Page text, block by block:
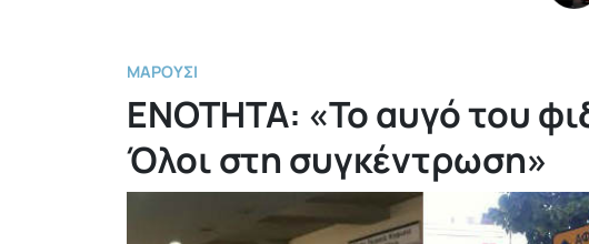
ΜΑΡΟΎΣΙ
ΕΝΟΤΗΤΑ: «Το αυγό του
Όλοι στη συγκέντρωση»